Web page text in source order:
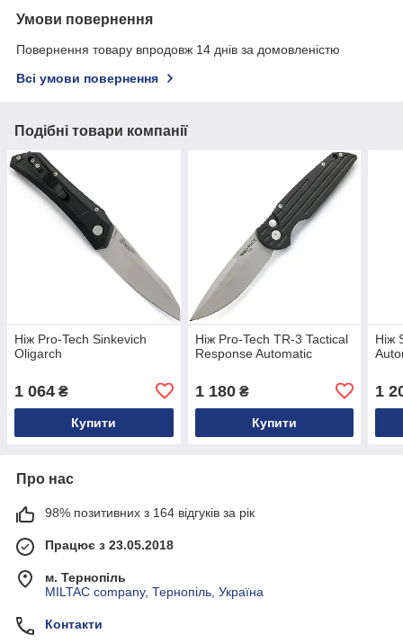
Умови повернення
Повернення товару впродовж 14 днів за домовленістю
Всі умови повернення
Подібні товари компанії
Ніж Pro-Tech Sinkevich
Oligarch
1 064 ₴
Купити
Ніж Pro-Tech TR-3 Tactical
Response Automatic
1 180₴
Купити
Ніж
1
Про нас
98% позитивних з 164 відгуків за рік
Працює з 23.05.2018
м. Тернопіль
MILTAC company, Тернопіль, Україна
Контакти